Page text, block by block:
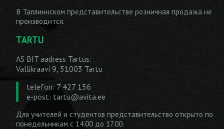
В Таллиннском представительстве розничная продажа не
производится.
TARTU
AS BIT aadress Tartus:
Vallikraavi 9, 51003 Tartu
telefon: 7 427 156
e-post: tartu@avita.ee
Для учителей и студентов представительство открыто по
понедельникам с 14.00 до 17.00.